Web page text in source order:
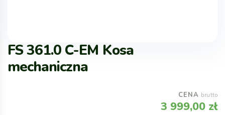
FS 361.0 C-EM Kosa
mechaniczna
CENA brutto
3 999,00 zł